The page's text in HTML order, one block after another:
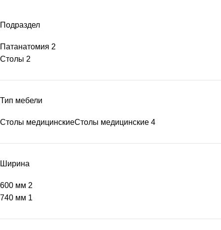
Подраздел
Патанатомия 2
Столы 2
Тип мебели
Столы медицинскиеСтолы медицинские 4
Ширина
600 мм 2
740 мм 1